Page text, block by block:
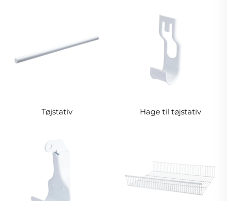
Tøjstativ Hage til tøjstativ